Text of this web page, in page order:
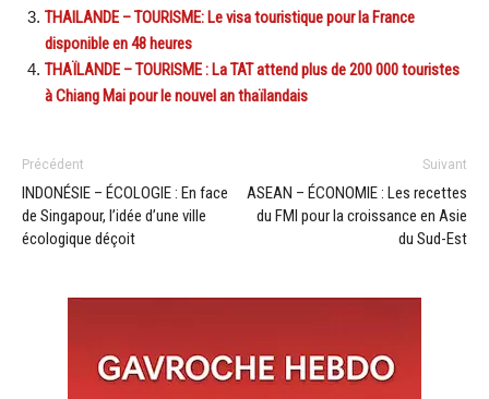
THAILANDE – TOURISME: Le visa touristique pour la France
disponible en 48 heures
THAÏLANDE – TOURISME : La TAT attend plus de 200 000 touristes
à Chiang Mai pour le nouvel an thaïlandais
Précédent
INDONÉSIE – ÉCOLOGIE : En face
de Singapour, l’idée d’une ville
écologique déçoit
Suivant
ASEAN – ÉCONOMIE : Les recettes
du FMI pour la croissance en Asie
du Sud-Est